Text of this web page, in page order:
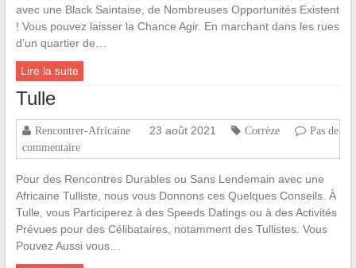
avec une Black Saintaise, de Nombreuses Opportunités Existent
! Vous pouvez laisser la Chance Agir. En marchant dans les rues
d’un quartier de…
Lire la suite
Tulle
Rencontrer-Africaine 23 août 2021 Corrèze
Pas de
commentaire
Pour des Rencontres Durables ou Sans Lendemain avec une
Africaine Tulliste, nous vous Donnons ces Quelques Conseils. À
Tulle, vous Participerez à des Speeds Datings ou à des Activités
Prévues pour des Célibataires, notamment des Tullistes. Vous
Pouvez Aussi vous…